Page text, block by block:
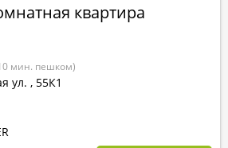
квартира
мин. пешком)
ул. , 55К1